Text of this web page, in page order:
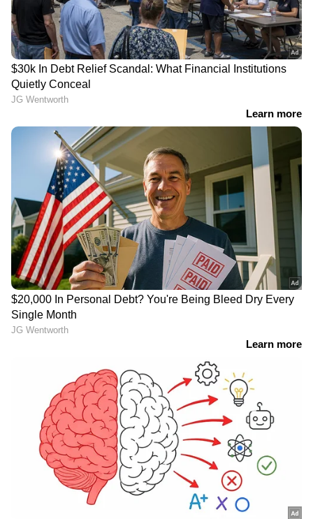
ധനലക്ഷ്മി DL-64
ലോട്ടറിയുടെ ഒരുകോടി
ആർക്ക് ? അറിയാം
നറുക്കെടുപ്പ് ഫലം
ഭാ​ഗ്യശാലികൾ ആരൊക്കെ
? അറിയാം സ്ത്രീ ശക്തി
SS-531 ലോട്ടറി ഫലം
LATEST VIDEOS
പ്രണയകഥ തുറന്നു പറഞ്ഞ് വി കെ
ഭാര്യയുമായ കെ എ തുളസിയും
സിപിഎമ്മിന്റെ സൈബർ പോരാളി;
ആരാണ് ചെന്നിത്തലയേയും
പൊലീസിനേയും വെല്ലുവിളിക്കുന്ന
അര്‍ജുന്‍ ആയങ്കി?